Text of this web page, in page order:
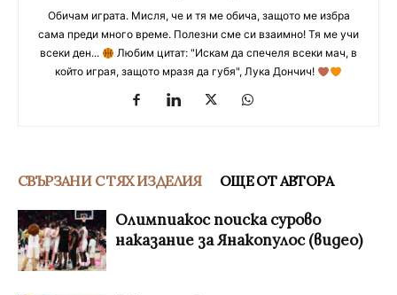
Обичам играта. Мисля, че и тя ме обича, защото ме избра
сама преди много време. Полезни сме си взаимно! Тя ме учи
всеки ден...
Любим цитат: "Искам да спечеля всеки мач, в
който играя, защото мразя да губя", Лука Дончич!
СВЪРЗАНИ С ТЯХ ИЗДЕЛИЯ ОЩЕ ОТ АВТОРА
Олимпиакос поиска сурово
наказание за Янакопулос (видео)